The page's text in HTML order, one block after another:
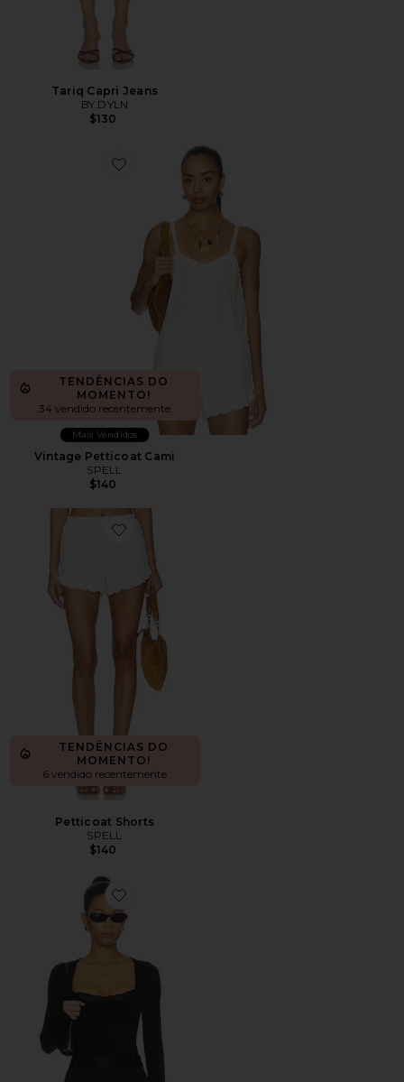
Tariq Capri Jeans
BY.DYLN
$130
Favorite Vintage Petticoat Cami
TENDÊNCIAS DO
MOMENTO!
34 vendido recentemente
Mais Vendidos
Vintage Petticoat Cami
SPELL
$140
Favorite Petticoat Shorts
TENDÊNCIAS DO
MOMENTO!
6 vendido recentemente
Petticoat Shorts
SPELL
$140
Favorite Elio Top